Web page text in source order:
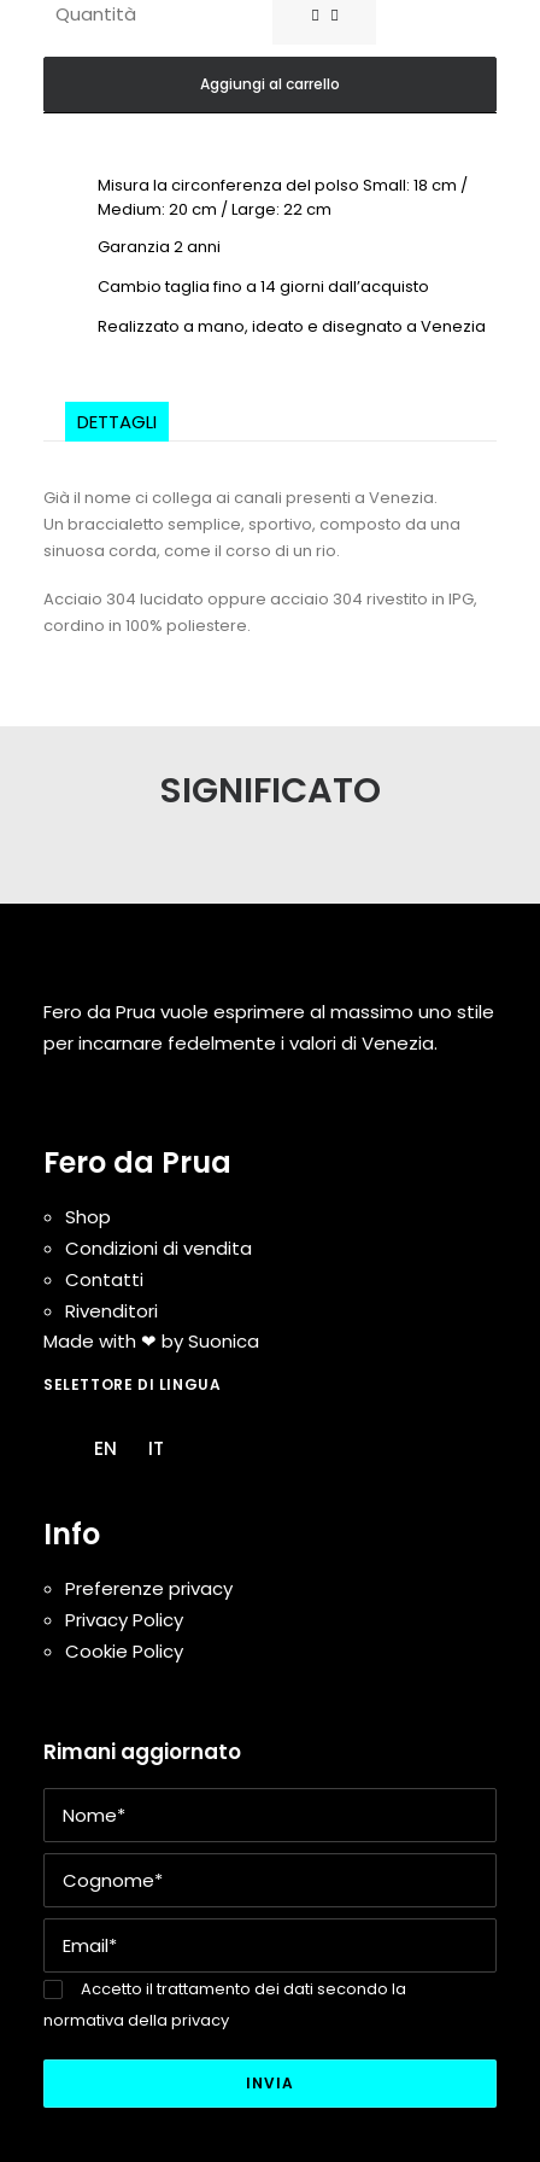
Quantità
quantità
Aggiungi al carrello
Misura la circonferenza del polso Small: 18 cm /
Medium: 20 cm / Large: 22 cm
Garanzia 2 anni
Cambio taglia fino a 14 giorni dall’acquisto
Realizzato a mano, ideato e disegnato a Venezia
DETTAGLI
Già il nome ci collega ai canali presenti a Venezia.
Un braccialetto semplice, sportivo, composto da una
sinuosa corda, come il corso di un rio.
Acciaio 304 lucidato oppure acciaio 304 rivestito in IPG,
cordino in 100% poliestere.
SIGNIFICATO
Fero da Prua vuole esprimere al massimo uno stile
per incarnare fedelmente i valori di Venezia.
Fero da Prua
Shop
Condizioni di vendita
Contatti
Rivenditori
Made with ❤ bySuonica
SELETTORE DI LINGUA
EN IT
Info
Preferenze privacy
Privacy Policy
Cookie Policy
Rimani aggiornato
Accetto il trattamento dei dati secondo la
normativa della privacy